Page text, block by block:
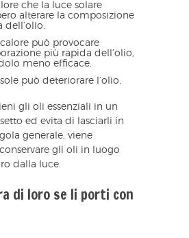
che la luce solare
alterare la composizione
dell’olio.
calore può provocare
più rapida dell’olio,
meno efficace.
sole può deteriorare l’olio.
gli oli essenziali in un
ed evita di lasciarli in
generale, viene
gli oli in luogo
dalla luce.
di loro se li porti con